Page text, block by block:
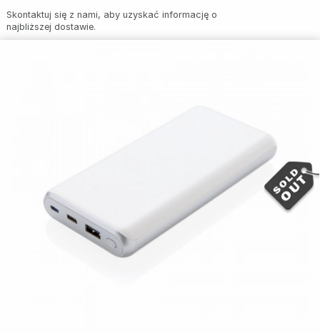
Skontaktuj się z nami, aby uzyskać informację o
najbliższej dostawie.